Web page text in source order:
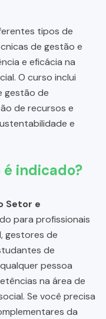
tipos de
de gestão e
e eficácia na
O curso inclui
gestão de
de recursos e
e
é indicado?
Setor e
para profissionais
gestores de
de
pessoa
na área de
Se você precisa
da